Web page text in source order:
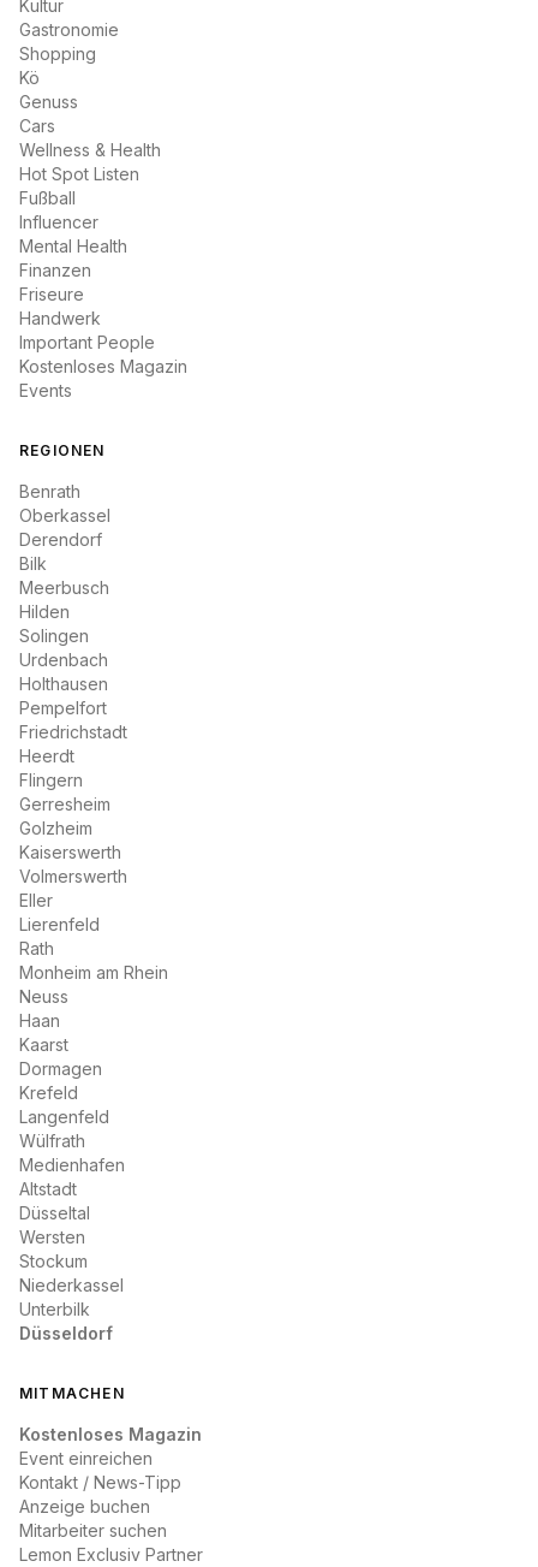
Kultur
Gastronomie
Shopping
Kö
Genuss
Cars
Wellness & Health
Hot Spot Listen
Fußball
Influencer
Mental Health
Finanzen
Friseure
Handwerk
Important People
Kostenloses Magazin
Events
REGIONEN
Benrath
Oberkassel
Derendorf
Bilk
Meerbusch
Hilden
Solingen
Urdenbach
Holthausen
Pempelfort
Friedrichstadt
Heerdt
Flingern
Gerresheim
Golzheim
Kaiserswerth
Volmerswerth
Eller
Lierenfeld
Rath
Monheim am Rhein
Neuss
Haan
Kaarst
Dormagen
Krefeld
Langenfeld
Wülfrath
Medienhafen
Altstadt
Düsseltal
Wersten
Stockum
Niederkassel
Unterbilk
Düsseldorf
MITMACHEN
Kostenloses Magazin
Event einreichen
Kontakt / News-Tipp
Anzeige buchen
Mitarbeiter suchen
Lemon Exclusiv Partner